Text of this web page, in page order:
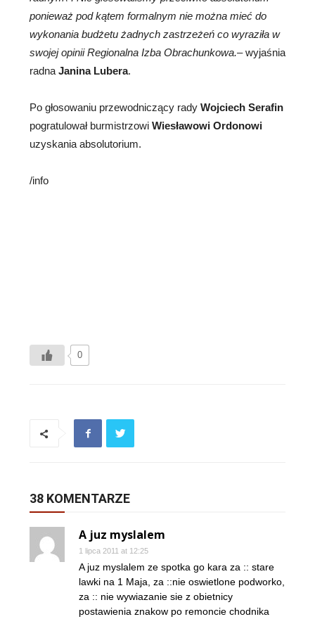
ponieważ pod kątem formalnym nie można mieć do
wykonania budżetu żadnych zastrzeżeń co wyraziła w
swojej opinii Regionalna Izba Obrachunkowa.– wyjaśnia
radna Janina Lubera.
Po głosowaniu przewodniczący rady Wojciech Serafin
pogratulował burmistrzowi Wiesławowi Ordonowi
uzyskania absolutorium.
/info
0
38 KOMENTARZE
A juz myslalem
1 lipca 2011 at 12:25
A juz myslalem ze spotka go kara za :: stare
lawki na 1 Maja, za ::nie oswietlone podworko,
za :: nie wywiazanie sie z obietnicy
postawienia znakow po remoncie chodnika